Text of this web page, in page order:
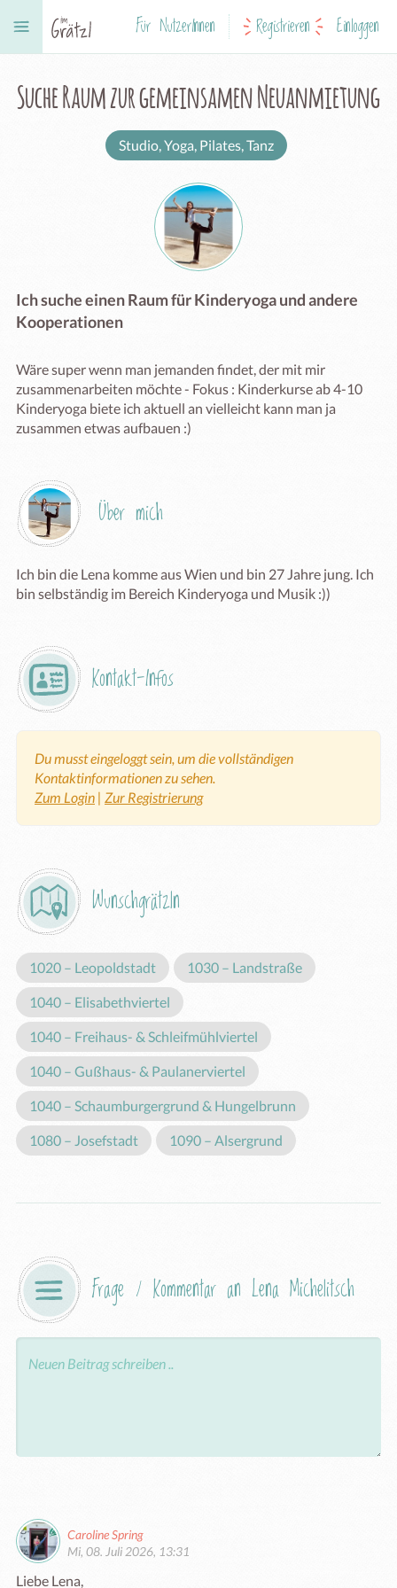
Für NutzerInnen Registrieren Einloggen
Suche Raum zur gemeinsamen Neuanmietung
Studio, Yoga, Pilates, Tanz
Ich suche einen Raum für Kinderyoga und andere
Kooperationen
Wäre super wenn man jemanden findet, der mit mir
zusammenarbeiten möchte - Fokus : Kinderkurse ab 4-10
Kinderyoga biete ich aktuell an vielleicht kann man ja
zusammen etwas aufbauen :)
Über mich
Ich bin die Lena komme aus Wien und bin 27 Jahre jung. Ich
bin selbständig im Bereich Kinderyoga und Musik :))
Kontakt-Infos
Du musst eingeloggt sein, um die vollständigen
Kontaktinformationen zu sehen.
Zum Login | Zur Registrierung
Wunschgrätzln
1020 – Leopoldstadt 1030 – Landstraße
1040 – Elisabethviertel
1040 – Freihaus- & Schleifmühlviertel
1040 – Gußhaus- & Paulanerviertel
1040 – Schaumburgergrund & Hungelbrunn
1080 – Josefstadt 1090 – Alsergrund
Frage / Kommentar an Lena Michelitsch
Caroline Spring
Mi, 08. Juli 2026, 13:31
Liebe Lena,